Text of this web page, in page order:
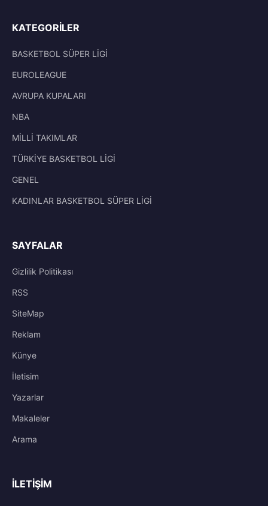
KATEGORILER
BASKETBOL SÜPER LİGİ
EUROLEAGUE
AVRUPA KUPALARI
NBA
MİLLİ TAKIMLAR
TÜRKİYE BASKETBOL LİGİ
GENEL
KADINLAR BASKETBOL SÜPER LİGİ
SAYFALAR
Gizlilik Politikası
RSS
SiteMap
Reklam
Künye
İletisim
Yazarlar
Makaleler
Arama
İLETIŞIM